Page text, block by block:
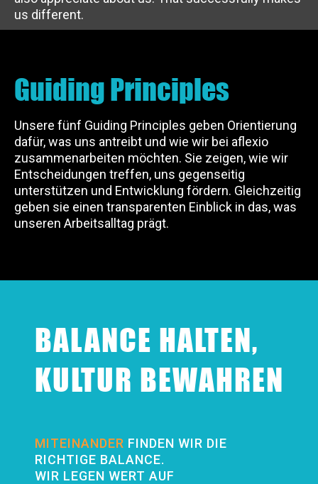
us different.
Guiding Principles
Unsere fünf Guiding Principles geben Orientierung
dafür, was uns antreibt und wie wir bei aflexio
zusammenarbeiten möchten. Sie zeigen, wie wir
Entscheidungen treffen, uns gegenseitig
unterstützen und Entwicklung fördern. Gleichzeitig
geben sie einen transparenten Einblick in das, was
unseren Arbeitsalltag prägt.
BALANCE HALTEN,
KULTUR BEWAHREN
MITEINANDER FINDEN WIR DIE
RICHTIGE BALANCE.
WIR LEGEN WERT AUF